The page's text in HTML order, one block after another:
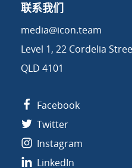
联系我们
media@icon.team
Level 1, 22 Cordelia
QLD 4101
Facebook
Twitter
Instagram
LinkedIn